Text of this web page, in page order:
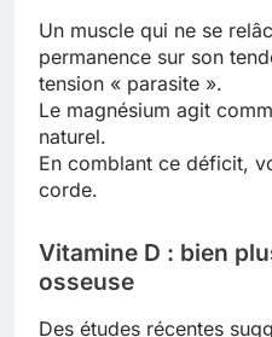
Un muscle qui ne se
permanence sur son
tension « parasite ».
Le magnésium agit
naturel.
En comblant ce déficit,
corde.
Vitamine D : bien
osseuse
Des études récentes